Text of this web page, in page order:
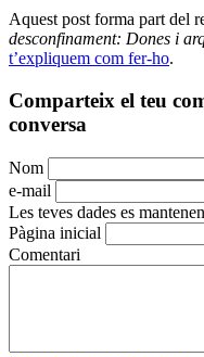
Aquest post forma part del
desconfinament: Dones i
t’expliquem com fer-ho.
Comparteix el teu
conversa
Nom
e-mail
Les teves dades es
Pàgina inicial
Comentari